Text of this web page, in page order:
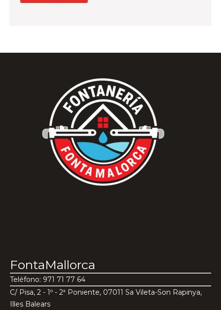
FontaMallorca
Teléfono: 971 71 77 64
C/ Pisa, 2 - 1º - 2ª Poniente, 07011 Sa Vileta-Son Rapinya,
Illes Balears